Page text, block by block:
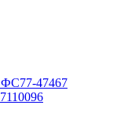
47467